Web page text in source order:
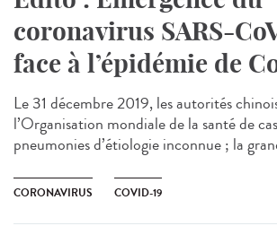
coronavirus SARS-
face à l’épidémie de
Le 31 décembre 2019, les autorités
l’Organisation mondiale de la santé de
pneumonies d’étiologie inconnue ; la
CORONAVIRUS COVID-19